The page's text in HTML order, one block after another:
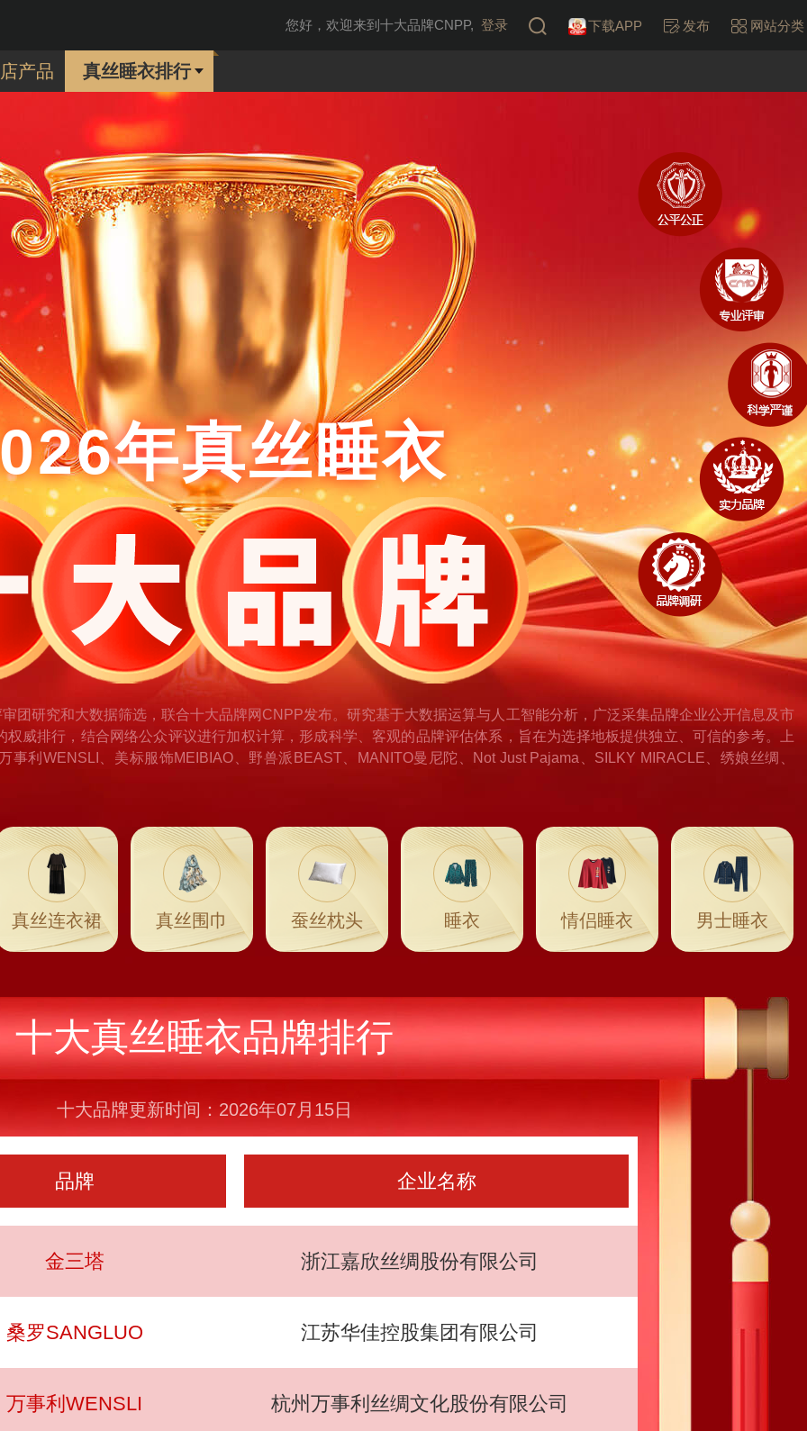
您好，欢迎来到十大品牌CNPP, 登录 下载APP 发布 网站分类
产品 真丝睡衣排行
年真丝睡衣
团研究和大数据筛选，联合十大品牌网CNPP发布。研究基于大数据运算与人工智能分析，广泛采集品牌企业公开信息及市
威排行，结合网络公众评议进行加权计算，形成科学、客观的品牌评估体系，旨在为选择地板提供独立、可信的参考。上
利WENSLI、美标服饰MEIBIAO、野兽派BEAST、MANITO曼尼陀、Not Just Pajama、SILKY MIRACLE、绣娘丝绸、
真丝连衣裙 真丝围巾 蚕丝枕头 睡衣 情侣睡衣 男士睡衣
十大真丝睡衣品牌排行
十大品牌更新时间：2026年07月15日
品牌 企业名称
金三塔 浙江嘉欣丝绸股份有限公司
桑罗SANGLUO 江苏华佳控股集团有限公司
万事利WENSLI 杭州万事利丝绸文化股份有限公司